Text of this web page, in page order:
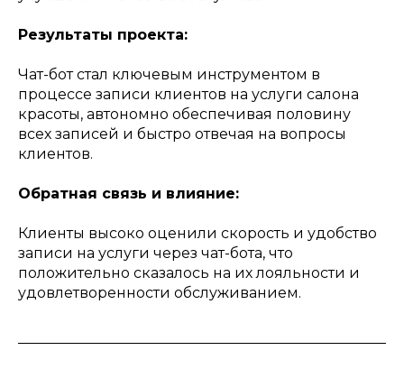
Результаты проекта:
Чат-бот стал ключевым инструментом в
процессе записи клиентов на услуги салона
красоты, автономно обеспечивая половину
всех записей и быстро отвечая на вопросы
клиентов.
Обратная связь и влияние:
Клиенты высоко оценили скорость и удобство
записи на услуги через чат-бота, что
положительно сказалось на их лояльности и
удовлетворенности обслуживанием.